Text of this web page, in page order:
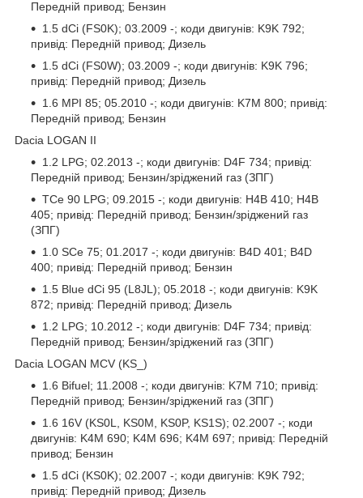
Передній привод; Бензин
1.5 dCi (FS0K); 03.2009 -; коди двигунів: K9K 792;
привід: Передній привод; Дизель
1.5 dCi (FS0W); 03.2009 -; коди двигунів: K9K 796;
привід: Передній привод; Дизель
1.6 MPI 85; 05.2010 -; коди двигунів: K7M 800; привід:
Передній привод; Бензин
Dacia LOGAN II
1.2 LPG; 02.2013 -; коди двигунів: D4F 734; привід:
Передній привод; Бензин/зріджений газ (ЗПГ)
TCe 90 LPG; 09.2015 -; коди двигунів: H4B 410; H4B
405; привід: Передній привод; Бензин/зріджений газ
(ЗПГ)
1.0 SCe 75; 01.2017 -; коди двигунів: B4D 401; B4D
400; привід: Передній привод; Бензин
1.5 Blue dCi 95 (L8JL); 05.2018 -; коди двигунів: K9K
872; привід: Передній привод; Дизель
1.2 LPG; 10.2012 -; коди двигунів: D4F 734; привід:
Передній привод; Бензин/зріджений газ (ЗПГ)
Dacia LOGAN MCV (KS_)
1.6 Bifuel; 11.2008 -; коди двигунів: K7M 710; привід:
Передній привод; Бензин/зріджений газ (ЗПГ)
1.6 16V (KS0L, KS0M, KS0P, KS1S); 02.2007 -; коди
двигунів: K4M 690; K4M 696; K4M 697; привід: Передній
привод; Бензин
1.5 dCi (KS0K); 02.2007 -; коди двигунів: K9K 792;
привід: Передній привод; Дизель